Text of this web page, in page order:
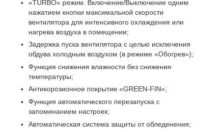
«TURBO» режим. Включение/Выключение одним
нажатием кнопки максимальной скорости
вентилятора для интенсивного охлаждения или
нагрева воздуха в помещении;
Задержка пуска вентилятора с целью исключения
обдува холодным воздухом (в режиме «Обогрев»);
Функция снижения влажности без снижения
температуры;
Антикорозионное покрытие «GREEN-FIN»;
Функция автоматического перезапуска с
запоминанием настроек;
Автоматическая система защиты от обледенения;